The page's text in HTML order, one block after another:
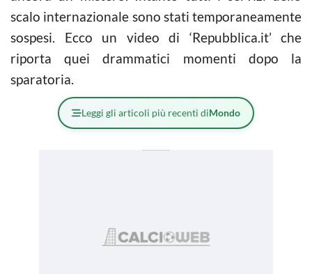
scalo internazionale sono stati temporaneamente
sospesi. Ecco un video di ‘Repubblica.it’ che
riporta quei drammatici momenti dopo la
sparatoria.
Leggi gli articoli più recenti diMondo